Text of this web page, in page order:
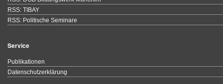
RSS: TIBAY
RSS: Politische Seminare
Service
Publikationen
Datenschutzerklärung